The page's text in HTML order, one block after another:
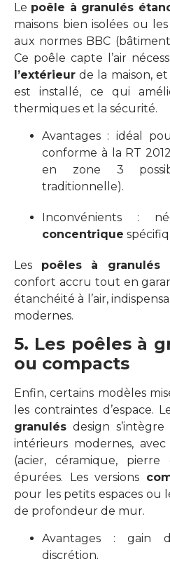
Le poêle à granulés
maisons bien isolées ou
aux normes BBC
Ce poêle capte l’air
l’extérieur de la maison,
est installé, ce qui
thermiques et la sécurité.
Avantages : idéal
conforme à la RT
en zone 3
traditionnelle).
Inconvénients :
concentrique
Les poêles à granulés
confort accru tout en
étanchéité à l’air,
modernes.
5. Les poêles à
ou compacts
Enfin, certains modèles
les contraintes d’espace.
granulés design
intérieurs modernes,
(acier, céramique,
épurées. Les versions
pour les petits espaces ou
de profondeur de mur.
Avantages : gain
discrétion.